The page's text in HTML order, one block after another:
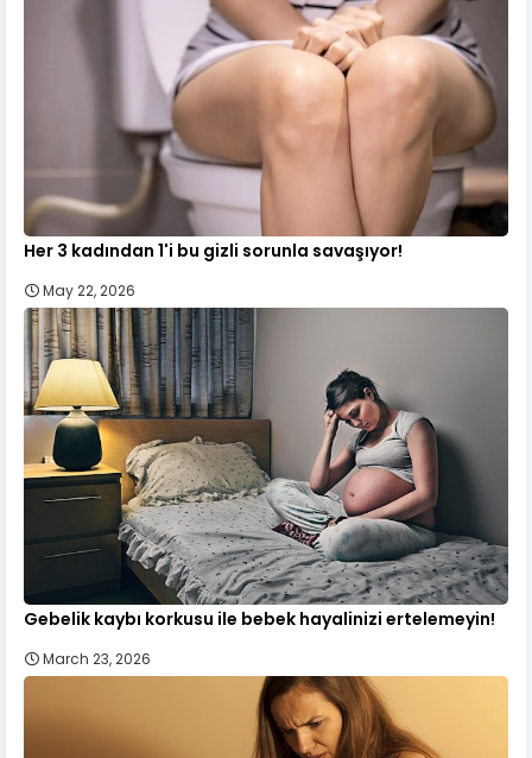
Her 3 kadından 1'i bu gizli sorunla savaşıyor!
May 22, 2026
Gebelik kaybı korkusu ile bebek hayalinizi ertelemeyin!
March 23, 2026